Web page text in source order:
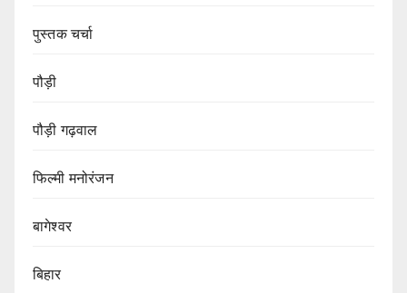
पुस्तक चर्चा
पौड़ी
पौड़ी गढ़वाल
फिल्मी मनोरंजन
बागेश्वर
बिहार